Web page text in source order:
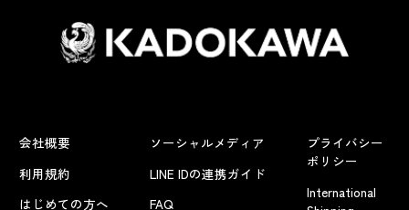
会社概要
利用規約
はじめての方へ
ソーシャルメディア
LINE IDの連携ガイド
FAQ
プライバシー
ポリシー
International